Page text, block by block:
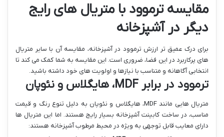
مقایسه ترموود با متریال های رایج
دیگر در آشپزخانه
برای درک عمیق تر ارزش ترموود در آشپزخانه، مقایسه آن با سایر متریال
های پرکاربرد در این فضا، ضروری است. این مقایسه به شما کمک می کند تا
انتخابی آگاهانه و متناسب با نیازها و اولویت های خود داشته باشید.
ترموود در برابر MDF، هایگلاس و نئوپان
متریال هایی مانند MDF، هایگلاس و نئوپان به دلیل تنوع رنگ و قیمت
مناسب، در ساخت کابینت آشپزخانه بسیار رایج هستند. اما این متریال ها
دارای معایب قابل توجهی به ویژه در محیط مرطوب آشپزخانه هستند: